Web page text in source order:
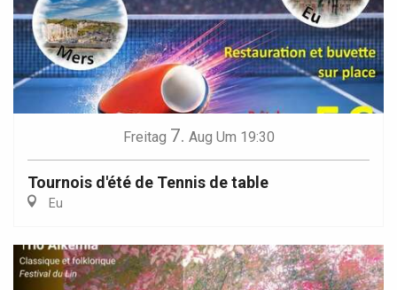
Freitag 7. Aug Um 19:30
Tournois d'été de Tennis de table
Eu